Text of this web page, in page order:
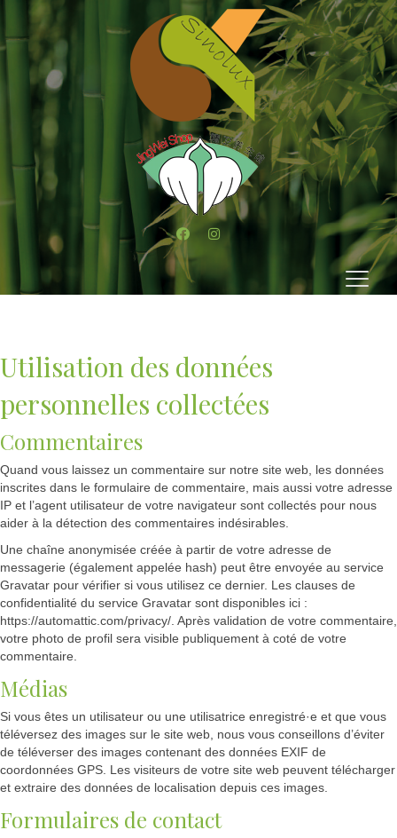
Utilisation des données
personnelles collectées
Commentaires
Quand vous laissez un commentaire sur notre site web, les données
inscrites dans le formulaire de commentaire, mais aussi votre adresse
IP et l’agent utilisateur de votre navigateur sont collectés pour nous
aider à la détection des commentaires indésirables.
Une chaîne anonymisée créée à partir de votre adresse de
messagerie (également appelée hash) peut être envoyée au service
Gravatar pour vérifier si vous utilisez ce dernier. Les clauses de
confidentialité du service Gravatar sont disponibles ici :
https://automattic.com/privacy/. Après validation de votre commentaire,
votre photo de profil sera visible publiquement à coté de votre
commentaire.
Médias
Si vous êtes un utilisateur ou une utilisatrice enregistré·e et que vous
téléversez des images sur le site web, nous vous conseillons d’éviter
de téléverser des images contenant des données EXIF de
coordonnées GPS. Les visiteurs de votre site web peuvent télécharger
et extraire des données de localisation depuis ces images.
Formulaires de contact